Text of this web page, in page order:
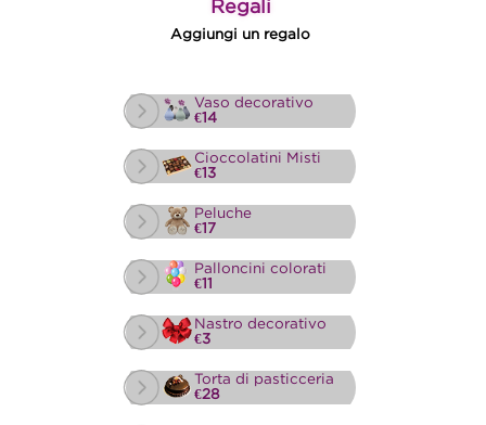
Regali
Aggiungi un regalo
Vaso decorativo
€14
Cioccolatini Misti
€13
Peluche
€17
Palloncini colorati
€11
Nastro decorativo
€3
Torta di pasticceria
€28